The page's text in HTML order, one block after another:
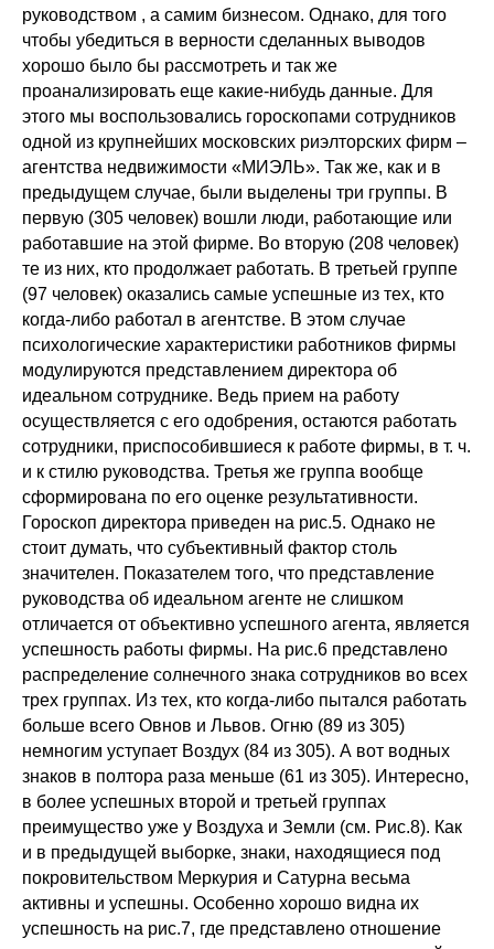
руководством , а самим бизнесом. Однако, для того
чтобы убедиться в верности сделанных выводов
хорошо было бы рассмотреть и так же
проанализировать еще какие-нибудь данные. Для
этого мы воспользовались гороскопами сотрудников
одной из крупнейших московских риэлторских фирм –
агентства недвижимости «МИЭЛЬ». Так же, как и в
предыдущем случае, были выделены три группы. В
первую (305 человек) вошли люди, работающие или
работавшие на этой фирме. Во вторую (208 человек)
те из них, кто продолжает работать. В третьей группе
(97 человек) оказались самые успешные из тех, кто
когда-либо работал в агентстве. В этом случае
психологические характеристики работников фирмы
модулируются представлением директора об
идеальном сотруднике. Ведь прием на работу
осуществляется с его одобрения, остаются работать
сотрудники, приспособившиеся к работе фирмы, в т. ч.
и к стилю руководства. Третья же группа вообще
сформирована по его оценке результативности.
Гороскоп директора приведен на рис.5. Однако не
стоит думать, что субъективный фактор столь
значителен. Показателем того, что представление
руководства об идеальном агенте не слишком
отличается от объективно успешного агента, является
успешность работы фирмы. На рис.6 представлено
распределение солнечного знака сотрудников во всех
трех группах. Из тех, кто когда-либо пытался работать
больше всего Овнов и Львов. Огню (89 из 305)
немногим уступает Воздух (84 из 305). А вот водных
знаков в полтора раза меньше (61 из 305). Интересно,
в более успешных второй и третьей группах
преимущество уже у Воздуха и Земли (см. Рис.8). Как
и в предыдущей выборке, знаки, находящиеся под
покровительством Меркурия и Сатурна весьма
активны и успешны. Особенно хорошо видна их
успешность на рис.7, где представлено отношение